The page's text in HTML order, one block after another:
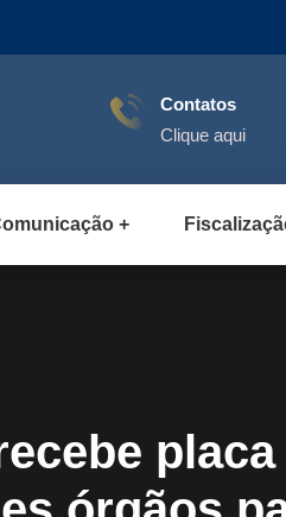
Contatos
Clique aqui